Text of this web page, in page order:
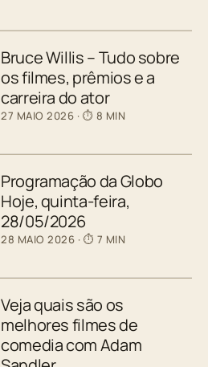
Bruce Willis – Tudo sobre
os filmes, prêmios e a
carreira do ator
27 MAIO 2026 · ⏱ 8 MIN
Programação da Globo
Hoje, quinta-feira,
28/05/2026
28 MAIO 2026 · ⏱ 7 MIN
Veja quais são os
melhores filmes de
comedia com Adam